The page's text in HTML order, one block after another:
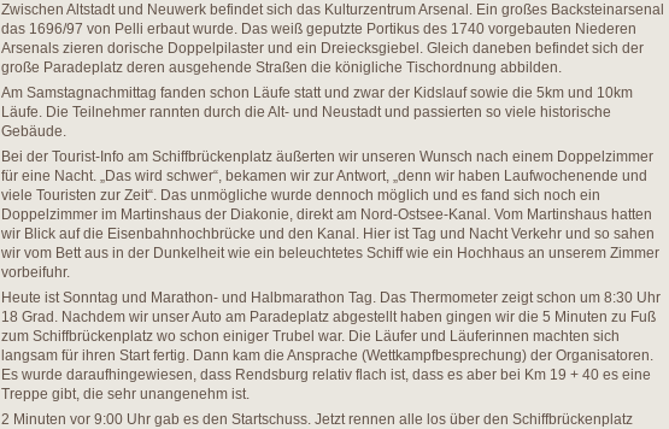
Zwischen Altstadt und Neuwerk befindet sich das Kulturzentrum Arsenal. Ein großes Backsteinarsenal
das 1696/97 von Pelli erbaut wurde. Das weiß geputzte Portikus des 1740 vorgebauten Niederen
Arsenals zieren dorische Doppelpilaster und ein Dreiecksgiebel. Gleich daneben befindet sich der
große Paradeplatz deren ausgehende Straßen die königliche Tischordnung abbilden.
Am Samstagnachmittag fanden schon Läufe statt und zwar der Kidslauf sowie die 5km und 10km
Läufe. Die Teilnehmer rannten durch die Alt- und Neustadt und passierten so viele historische
Gebäude.
Bei der Tourist-Info am Schiffbrückenplatz äußerten wir unseren Wunsch nach einem Doppelzimmer
für eine Nacht. „Das wird schwer“, bekamen wir zur Antwort, „denn wir haben Laufwochenende und
viele Touristen zur Zeit“. Das unmögliche wurde dennoch möglich und es fand sich noch ein
Doppelzimmer im Martinshaus der Diakonie, direkt am Nord-Ostsee-Kanal. Vom Martinshaus hatten
wir Blick auf die Eisenbahnhochbrücke und den Kanal. Hier ist Tag und Nacht Verkehr und so sahen
wir vom Bett aus in der Dunkelheit wie ein beleuchtetes Schiff wie ein Hochhaus an unserem Zimmer
vorbeifuhr.
Heute ist Sonntag und Marathon- und Halbmarathon Tag. Das Thermometer zeigt schon um 8:30 Uhr
18 Grad. Nachdem wir unser Auto am Paradeplatz abgestellt haben gingen wir die 5 Minuten zu Fuß
zum Schiffbrückenplatz wo schon einiger Trubel war. Die Läufer und Läuferinnen machten sich
langsam für ihren Start fertig. Dann kam die Ansprache (Wettkampfbesprechung) der Organisatoren.
Es wurde daraufhingewiesen, dass Rendsburg relativ flach ist, dass es aber bei Km 19 + 40 es eine
Treppe gibt, die sehr unangenehm ist.
2 Minuten vor 9:00 Uhr gab es den Startschuss. Jetzt rennen alle los über den Schiffbrückenplatz